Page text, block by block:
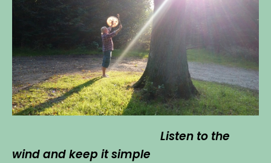
Listen to the
wind and keep it simple